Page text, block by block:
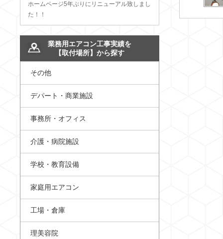
ホームページ5年ぶりにリニューアル致しまし
た！！
業務用エアコン工事実績を
【取付場所】から探す
その他
デパート・商業施設
事務所・オフィス
介護・病院施設
学校・教育設備
家庭用エアコン
工場・倉庫
理美容院